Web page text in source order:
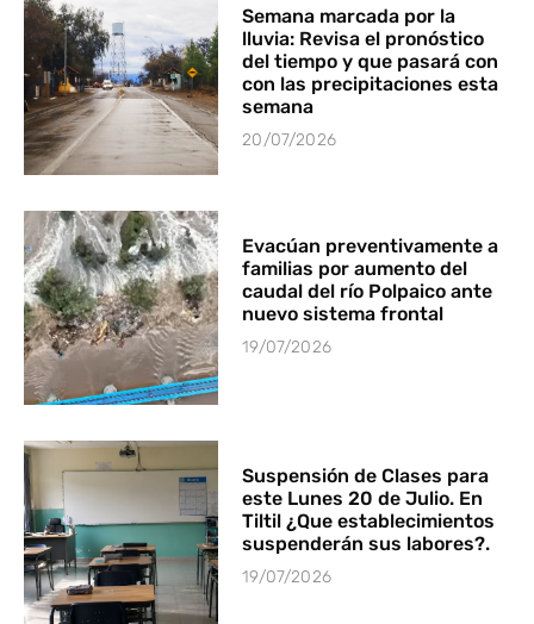
Semana marcada por la
lluvia: Revisa el pronóstico
del tiempo y que pasará con
con las precipitaciones esta
semana
20/07/2026
Evacúan preventivamente a
familias por aumento del
caudal del río Polpaico ante
nuevo sistema frontal
19/07/2026
Suspensión de Clases para
este Lunes 20 de Julio. En
Tiltil ¿Que establecimientos
suspenderán sus labores?.
19/07/2026